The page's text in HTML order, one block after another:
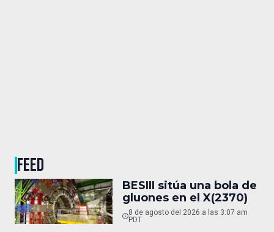
FEED
BESIII sitúa una bola de
gluones en el X(2370)
8 de agosto del 2026 a las 3:07 am
PDT